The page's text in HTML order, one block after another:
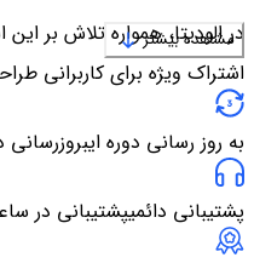
در الودیتا، همواره تلاش بر این
مشاهده بیشتر
اشتراک ویژه برای کاربرانی
به روز رسانی دوره ایبروزرسانی
پشتیبانی دائمیپشتیبانی در